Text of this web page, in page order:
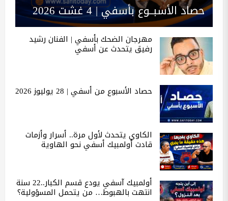
حصاد الأسبــوع بأسفي | 4 غشت 2026
مهرجان الضحك بأسفي | الفنان رشيد
رفيق يتحدث عن أسفي
حصاد الأسبوع من أسفي | 28 يوليوز 2026
الكاوي يتحدث لأول مرة.. أسرار وأزمات
قادت أولمبيك أسفي نحو الهاوية
أولمبيك آسفي يودع قسم الكبار..22 سنة
انتهت بالهبوط… من يتحمل المسؤولية؟